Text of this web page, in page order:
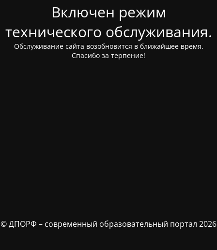
Включен режим
технического обслуживания.
Обслуживание сайта возобновится в ближайшее время.
Спасибо за терпение!
© ДПОРФ – современный образовательный портал 2026